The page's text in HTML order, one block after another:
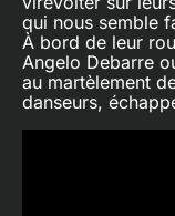
qui nous semble
À bord de leur
Angelo Debarre
au martèlement
danseurs,